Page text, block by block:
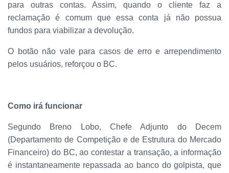
para outras contas. Assim, quando o cliente faz a
reclamação é comum que essa conta já não possua
fundos para viabilizar a devolução.
O botão não vale para casos de erro e arrependimento
pelos usuários, reforçou o BC.
Como irá funcionar
Segundo Breno Lobo, Chefe Adjunto do Decem
(Departamento de Competição e de Estrutura do Mercado
Financeiro) do BC, ao contestar a transação, a informação
é instantaneamente repassada ao banco do golpista, que